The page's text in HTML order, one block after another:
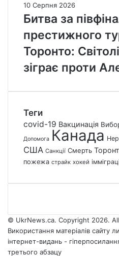
10 Серпня 2026
Битва за
престижного
Торонто:
зіграє проти
Теги
covid-19 Вакцинація
Допомога Канада
США Санкції Смерть
пожежа страйк хокей
© UkrNews.ca. Copyright 2026.
Використання матеріалів сайту
інтернет-видань -
третього абзацу